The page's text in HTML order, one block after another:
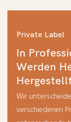
Private Label
In
Werden
Wir
verschiedenen